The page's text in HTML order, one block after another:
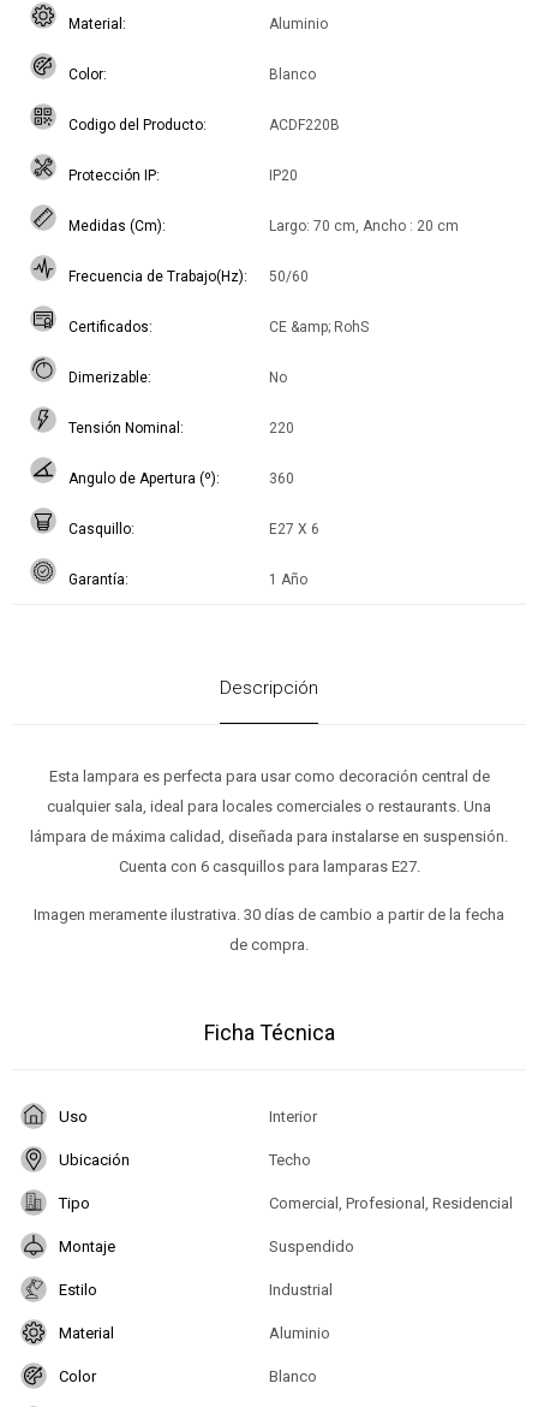
Material Aluminio
Color Blanco
Codigo del Producto ACDF220B
Protección IP IP20
Medidas (Cm) Largo: 70 cm, Ancho : 20 cm
Frecuencia de Trabajo(Hz) 50/60
Certificados CE &amp; RohS
Dimerizable No
Tensión Nominal 220
Angulo de Apertura (º) 360
Casquillo E27 X 6
Garantía 1 Año
Descripción
Esta lampara es perfecta para usar como decoración central de
cualquier sala, ideal para locales comerciales o restaurants. Una
lámpara de máxima calidad, diseñada para instalarse en suspensión.
Cuenta con 6 casquillos para lamparas E27.
Imagen meramente ilustrativa. 30 días de cambio a partir de la fecha
de compra.
Ficha Técnica
Uso Interior
Ubicación Techo
Tipo Comercial, Profesional, Residencial
Montaje Suspendido
Estilo Industrial
Material Aluminio
Color Blanco